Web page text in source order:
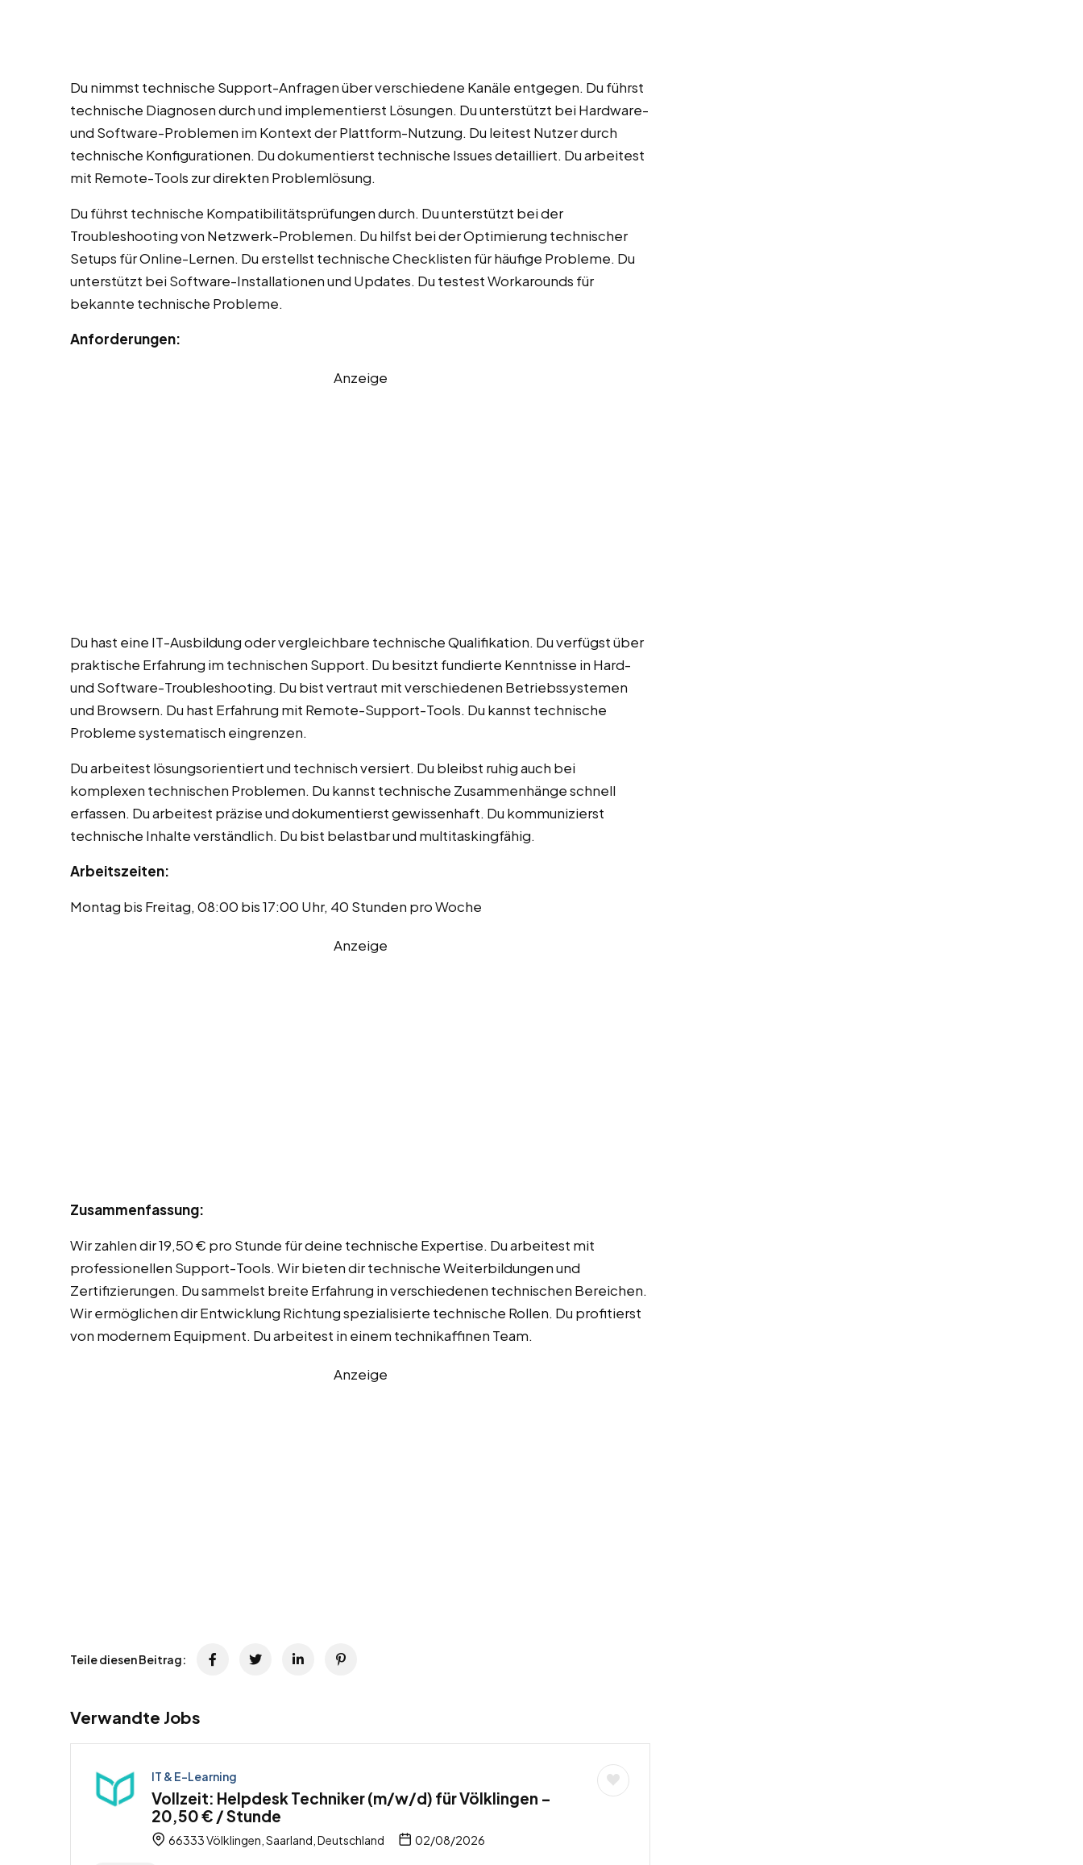
Du nimmst technische Support-Anfragen über verschiedene Kanäle entgegen. Du führst
technische Diagnosen durch und implementierst Lösungen. Du unterstützt bei Hardware-
und Software-Problemen im Kontext der Plattform-Nutzung. Du leitest Nutzer durch
technische Konfigurationen. Du dokumentierst technische Issues detailliert. Du arbeitest
mit Remote-Tools zur direkten Problemlösung.
Du führst technische Kompatibilitätsprüfungen durch. Du unterstützt bei der
Troubleshooting von Netzwerk-Problemen. Du hilfst bei der Optimierung technischer
Setups für Online-Lernen. Du erstellst technische Checklisten für häufige Probleme. Du
unterstützt bei Software-Installationen und Updates. Du testest Workarounds für
bekannte technische Probleme.
Anforderungen:
Anzeige
Du hast eine IT-Ausbildung oder vergleichbare technische Qualifikation. Du verfügst über
praktische Erfahrung im technischen Support. Du besitzt fundierte Kenntnisse in Hard-
und Software-Troubleshooting. Du bist vertraut mit verschiedenen Betriebssystemen
und Browsern. Du hast Erfahrung mit Remote-Support-Tools. Du kannst technische
Probleme systematisch eingrenzen.
Du arbeitest lösungsorientiert und technisch versiert. Du bleibst ruhig auch bei
komplexen technischen Problemen. Du kannst technische Zusammenhänge schnell
erfassen. Du arbeitest präzise und dokumentierst gewissenhaft. Du kommunizierst
technische Inhalte verständlich. Du bist belastbar und multitaskingfähig.
Arbeitszeiten:
Montag bis Freitag, 08:00 bis 17:00 Uhr, 40 Stunden pro Woche
Anzeige
Zusammenfassung:
Wir zahlen dir 19,50 € pro Stunde für deine technische Expertise. Du arbeitest mit
professionellen Support-Tools. Wir bieten dir technische Weiterbildungen und
Zertifizierungen. Du sammelst breite Erfahrung in verschiedenen technischen Bereichen.
Wir ermöglichen dir Entwicklung Richtung spezialisierte technische Rollen. Du profitierst
von modernem Equipment. Du arbeitest in einem technikaffinen Team.
Anzeige
Teile diesen Beitrag:
Verwandte Jobs
IT & E-Learning
Vollzeit: Helpdesk Techniker (m/w/d) für Völklingen –
20,50 € / Stunde
66333 Völklingen, Saarland, Deutschland 02/08/2026